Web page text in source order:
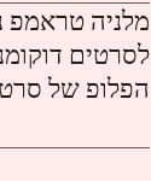
מלניה טראמפ
לסרטים
הפלופ של